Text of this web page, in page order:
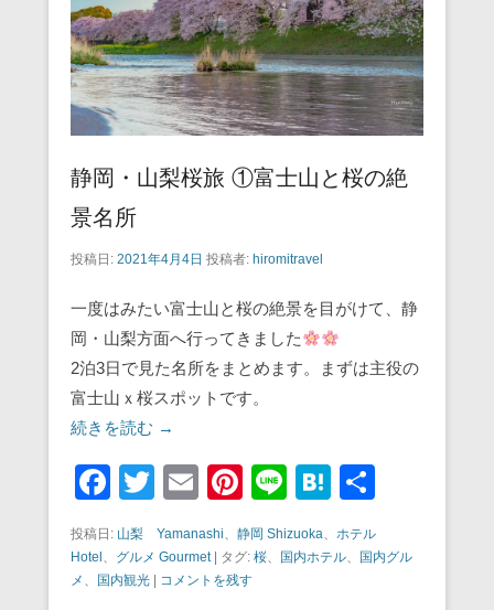
k
静岡・山梨桜旅 ①富士山と桜の絶
景名所
投稿日: 2021年4月4日 投稿者: hiromitravel
一度はみたい富士山と桜の絶景を目がけて、静
岡・山梨方面へ行ってきました
2泊3日で見た名所をまとめます。まずは主役の
富士山ｘ桜スポットです。
続きを読む →
F
a
c
e
T
wi
tt
er
E
m
ail
Pi
nt
er
e
Li
e
H
at
e
投稿日: 山梨 Yamanashi、 静岡 Shizuoka、 ホテル
Hotel 、 グルメ Gourmet| タグ: 桜、 国内ホテル、
国内グル
メ 、 国内観光 コメントを残す